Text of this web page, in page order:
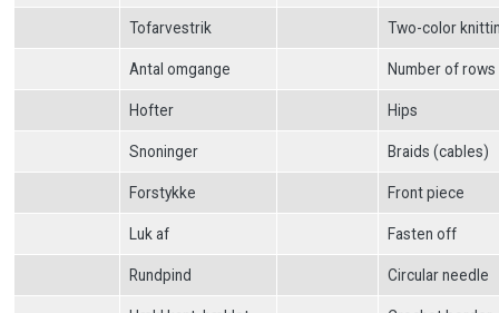
Tofarvestrik Two-color
Antal omgange Number of rows
Hofter Hips
Snoninger Braids (cables)
Forstykke Front piece
Luk af Fasten off
Rundpind Circular needle